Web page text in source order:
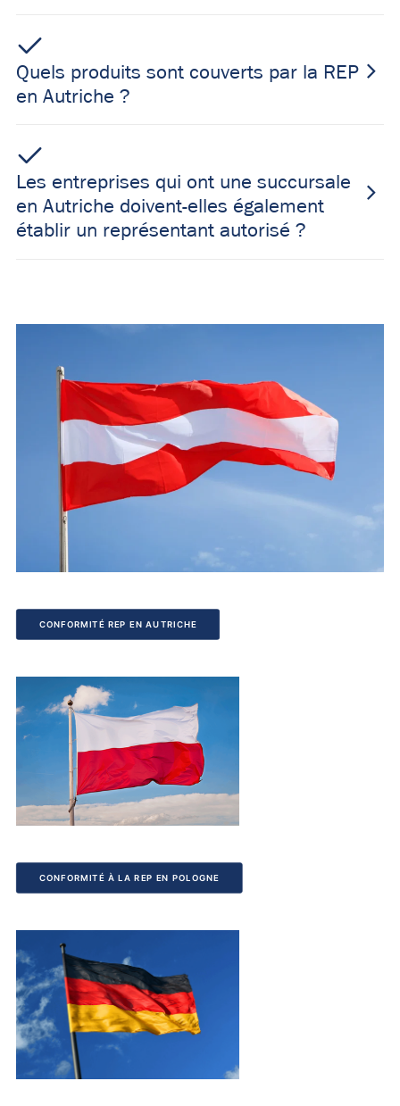
Quels produits sont couverts par la REP
en Autriche ?
Les entreprises qui ont une succursale
en Autriche doivent-elles également
établir un représentant autorisé ?
CONFORMITÉ REP EN AUTRICHE
CONFORMITÉ À LA REP EN POLOGNE